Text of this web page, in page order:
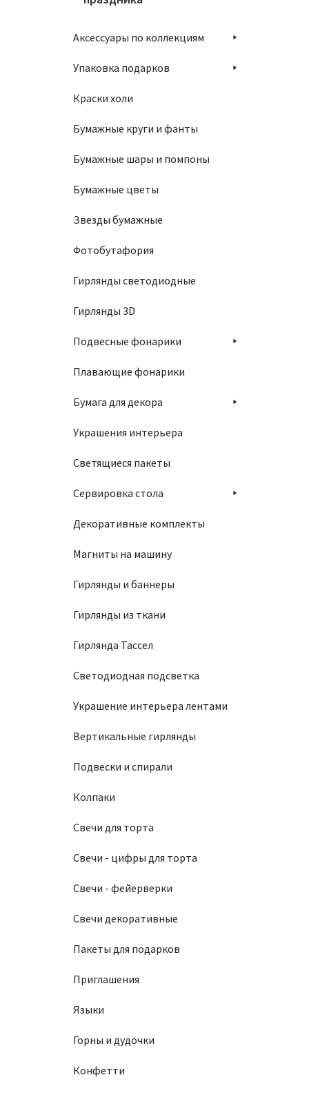
Аксессуары по коллекциям
Упаковка подарков
Краски холи
Бумажные круги и фанты
Бумажные шары и помпоны
Бумажные цветы
Звезды бумажные
Фотобутафория
Гирлянды светодиодные
Гирлянды 3D
Подвесные фонарики
Плавающие фонарики
Бумага для декора
Украшения интерьера
Светящиеся пакеты
Сервировка стола
Декоративные комплекты
Магниты на машину
Гирлянды и баннеры
Гирлянды из ткани
Гирлянда Тассел
Светодиодная подсветка
Украшение интерьера лентами
Вертикальные гирлянды
Подвески и спирали
Колпаки
Свечи для торта
Свечи - цифры для торта
Свечи - фейерверки
Свечи декоративные
Пакеты для подарков
Приглашения
Языки
Горны и дудочки
Конфетти